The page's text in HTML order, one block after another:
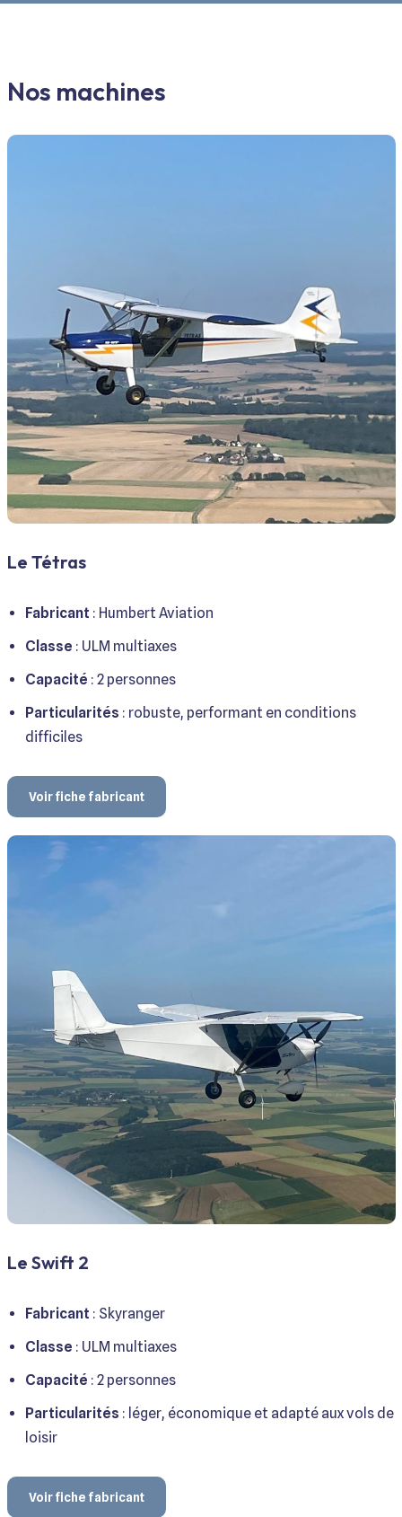
Nos machines
Le Tétras
Fabricant : Humbert Aviation
Classe : ULM multiaxes
Capacité : 2 personnes
Particularités : robuste, performant en conditions
difficiles
Voir fiche fabricant
Le Swift 2
Fabricant : Skyranger
Classe : ULM multiaxes
Capacité : 2 personnes
Particularités : léger, économique et adapté aux vols de
loisir
Voir fiche fabricant